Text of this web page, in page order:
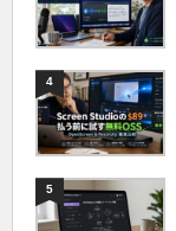
4
5